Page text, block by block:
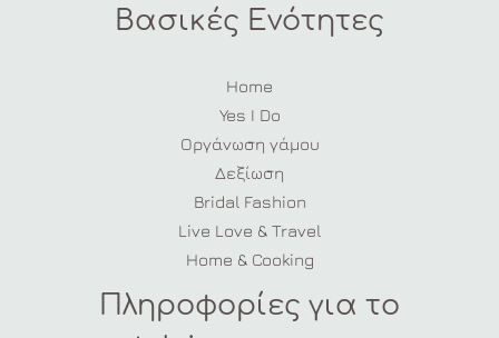
Βασικές Ενότητες
Home
Yes I Do
Οργάνωση γάμου
Δεξίωση
Bridal Fashion
Live Love & Travel
Home & Cooking
Πληροφορίες για το